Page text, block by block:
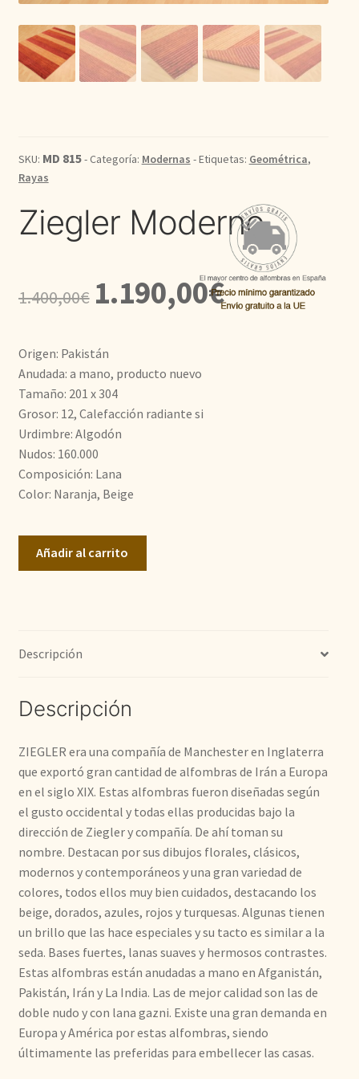
Kilim
Redondas
Seda
SKU: MD 815- Categoría: Modernas - Etiquetas: Geométrica,
Rayas
Ziegler Moderno
1.400,00€
El
precio
era:
1.400,00€.
1.190,00€El
precio
Origen: Pakistán
Anudada: a mano, producto nuevo
Tamaño: 201 x 304
Grosor: 12, Calefacción radiante si
Urdimbre: Algodón
Nudos: 160.000
Composición: Lana
Color: Naranja, Beige
Añadir al carrito
Descripción
Descripción
ZIEGLER era una compañía de Manchester en Inglaterra
que exportó gran cantidad de alfombras de Irán a Europa
en el siglo XIX. Estas alfombras fueron diseñadas según
el gusto occidental y todas ellas producidas bajo la
dirección de Ziegler y compañía. De ahí toman su
nombre. Destacan por sus dibujos florales, clásicos,
modernos y contemporáneos y una gran variedad de
colores, todos ellos muy bien cuidados, destacando los
beige, dorados, azules, rojos y turquesas. Algunas tienen
un brillo que las hace especiales y su tacto es similar a la
seda. Bases fuertes, lanas suaves y hermosos contrastes.
Estas alfombras están anudadas a mano en Afganistán,
Pakistán, Irán y La India. Las de mejor calidad son las de
doble nudo y con lana gazni. Existe una gran demanda en
Europa y América por estas alfombras, siendo
últimamente las preferidas para embellecer las casas.